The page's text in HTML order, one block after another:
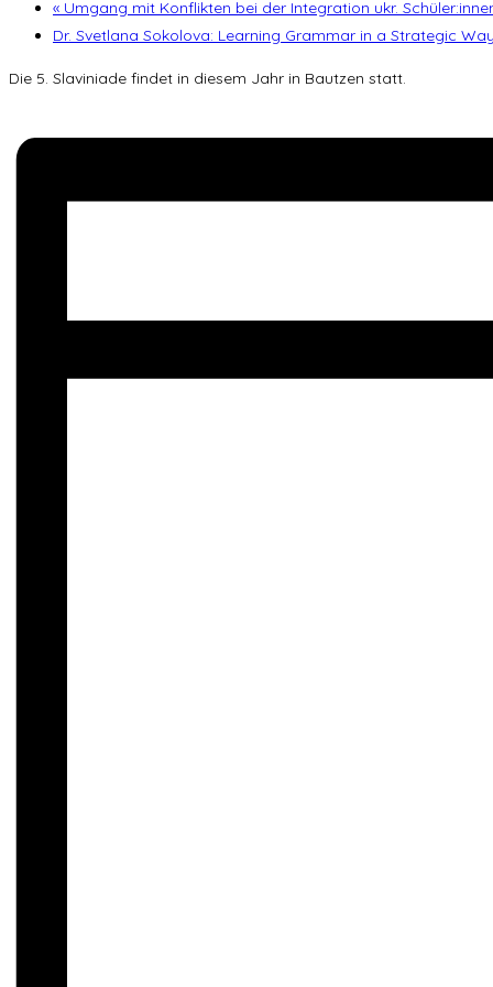
« Umgang mit Konflikten bei der Integration ukr.
Dr. Svetlana Sokolova: Learning Grammar in a Strategic
Die 5. Slaviniade findet in diesem Jahr in Bautzen statt.